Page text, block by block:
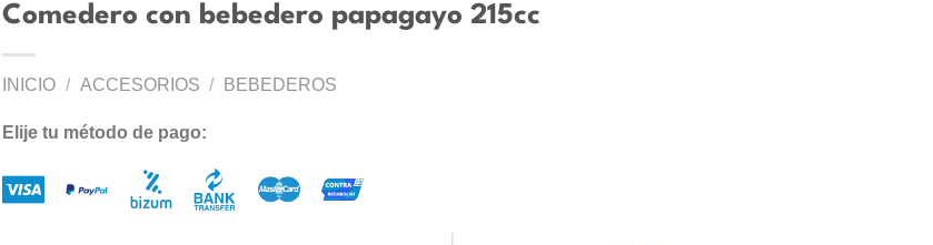
Comedero con bebedero papagayo 215cc
INICIO / ACCESORIOS / BEBEDEROS
Elije tu método de pago: